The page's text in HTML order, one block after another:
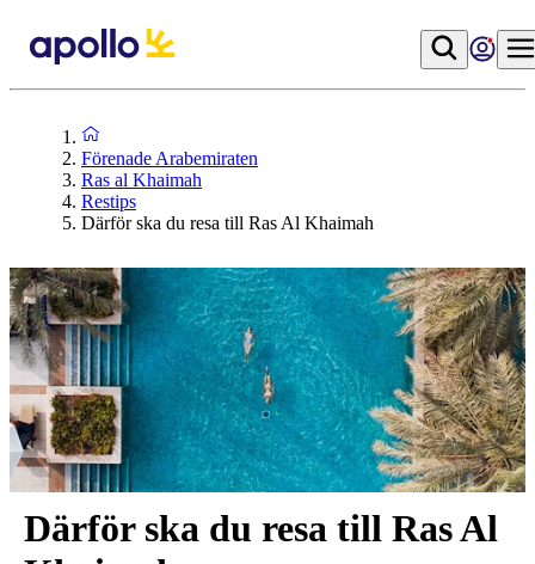
Förenade Arabemiraten
Ras al Khaimah
Restips
Därför ska du resa till Ras Al Khaimah
Därför ska du resa till Ras Al